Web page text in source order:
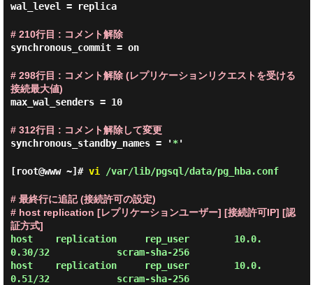
wal_level = replica
# 210行目 : コメント解除
synchronous_commit = on
# 298行目 : コメント解除 (レプリケーションリクエストを受ける
接続最大値)
max_wal_senders = 10
# 312行目 : コメント解除して変更
synchronous_standby_names = ' *'
[root@www ~]# vi /var/lib/pgsql/data/pg_hba.conf
# 最終行に追記 (接続許可の設定)
# host replication [レプリケーションユーザー] [接続許可IP] [認
証方式]
host    replication     rep_user        10.0.
0.30/32            scram-sha-256
host    replication     rep_user        10.0.
0.51/32            scram-sha-256